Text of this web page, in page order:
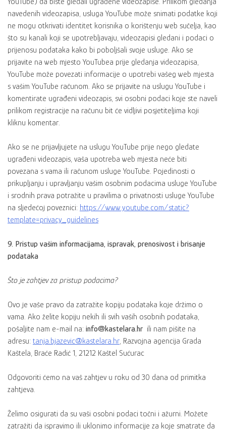
navedenih videozapisa, usluga YouTube može snimati podatke koji
ne mogu otkrivati identitet korisnika o korištenju web sučelja, kao
što su kanali koji se upotrebljavaju, videozapisi gledani i podaci o
prijenosu podataka kako bi poboljšali svoje usluge. Ako se
prijavite na web mjesto YouTubea prije gledanja videozapisa,
YouTube može povezati informacije o upotrebi vašeg web mjesta
s vašim YouTube računom. Ako se prijavite na uslugu YouTube i
komentirate ugrađeni videozapis, svi osobni podaci koje ste naveli
prilikom registracije na računu bit će vidljivi posjetiteljima koji
kliknu komentar.
Ako se ne prijavljujete na uslugu YouTube prije nego gledate
ugrađeni videozapis, vaša upotreba web mjesta neće biti
povezana s vama ili računom usluge YouTube. Pojedinosti o
prikupljanju i upravljanju vašim osobnim podacima usluge YouTube
i srodnih prava potražite u pravilima o privatnosti usluge YouTube
na sljedećoj poveznici: https://www.youtube.com/static?
template=privacy_guidelines
9. Pristup vašim informacijama, ispravak, prenosivost i brisanje
podataka
Što je zahtjev za pristup podacima?
Ovo je vaše pravo da zatražite kopiju podataka koje držimo o
vama. Ako želite kopiju nekih ili svih vaših osobnih podataka,
pošaljite nam e-mail na: info@kastelara.hr ili nam pišite na
adresu: tanja.bjazevic@kastelara.hr, Razvojna agencija Grada
Kaštela, Braće Radić 1, 21212 Kaštel Sućurac
Odgovoriti ćemo na vaš zahtjev u roku od 30 dana od primitka
zahtjeva.
Želimo osigurati da su vaši osobni podaci točni i ažurni. Možete
zatražiti da ispravimo ili uklonimo informacije za koje smatrate da